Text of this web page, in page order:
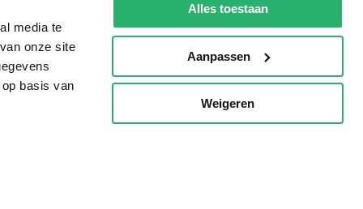
media te
onze site
basis van
Alles toestaan
Aanpassen
Weigeren
Wet op de Vaste Boekenprijs
Winacties